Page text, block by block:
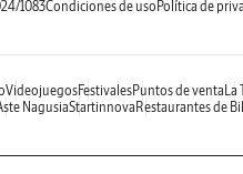
1083Condiciones de uso Política de
VideojuegosFestivalesPuntos de venta La
NagusiaStartinnova Restaurantes de